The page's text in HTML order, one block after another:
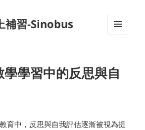
補習-Sinobus
學習中的反思與自
育中，反思與自我評估逐漸被視為提